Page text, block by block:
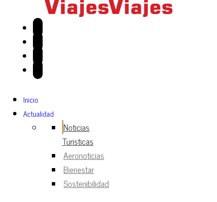
Inicio
Actualidad
Noticias
Turisticas
Aeronoticias
Bienestar
Sostenibilidad